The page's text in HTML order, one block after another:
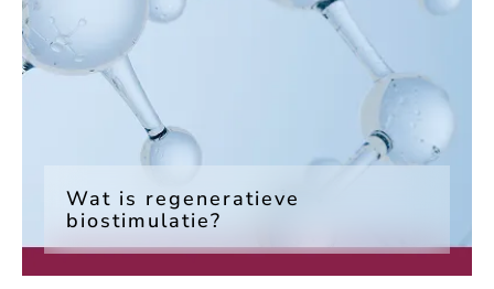
Wat is regeneratieve
biostimulatie?